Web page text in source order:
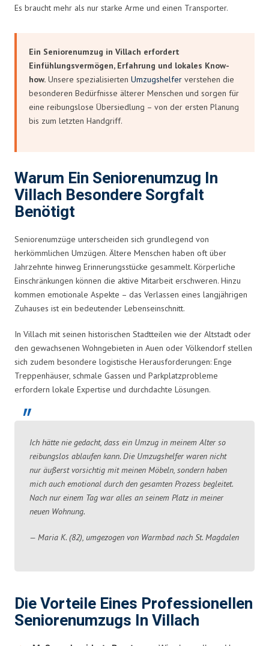
Es braucht mehr als nur starke Arme und einen Transporter.
Ein Seniorenumzug in Villach erfordert
Einfühlungsvermögen, Erfahrung und lokales Know-
how. Unsere spezialisierten Umzugshelfer verstehen die
besonderen Bedürfnisse älterer Menschen und sorgen für
eine reibungslose Übersiedlung – von der ersten Planung
bis zum letzten Handgriff.
Warum Ein Seniorenumzug In
Villach Besondere Sorgfalt
Benötigt
Seniorenumzüge unterscheiden sich grundlegend von
herkömmlichen Umzügen. Ältere Menschen haben oft über
Jahrzehnte hinweg Erinnerungsstücke gesammelt. Körperliche
Einschränkungen können die aktive Mitarbeit erschweren. Hinzu
kommen emotionale Aspekte – das Verlassen eines langjährigen
Zuhauses ist ein bedeutender Lebenseinschnitt.
In Villach mit seinen historischen Stadtteilen wie der Altstadt oder
den gewachsenen Wohngebieten in Auen oder Völkendorf stellen
sich zudem besondere logistische Herausforderungen: Enge
Treppenhäuser, schmale Gassen und Parkplatzprobleme
erfordern lokale Expertise und durchdachte Lösungen.
Ich hätte nie gedacht, dass ein Umzug in meinem Alter so
reibungslos ablaufen kann. Die Umzugshelfer waren nicht
nur äußerst vorsichtig mit meinen Möbeln, sondern haben
mich auch emotional durch den gesamten Prozess begleitet.
Nach nur einem Tag war alles an seinem Platz in meiner
neuen Wohnung.
— Maria K. (82), umgezogen von Warmbad nach St. Magdalen
Die Vorteile Eines Professionellen
Seniorenumzugs In Villach